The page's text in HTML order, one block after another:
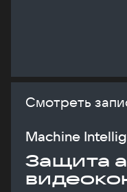
Смотреть
Machine
Защита